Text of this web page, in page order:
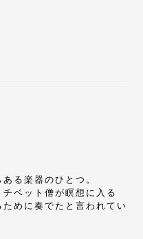
る楽器のひとつ。
ベット僧が瞑想に入る
めに奏でたと言われてい